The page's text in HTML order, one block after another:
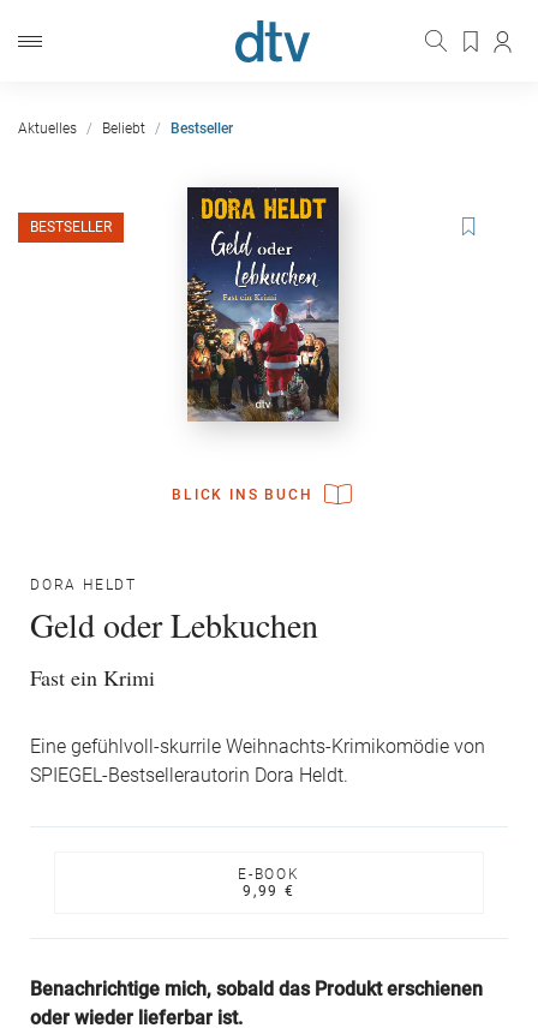
Aktuelles Beliebt Bestseller
BLICK INS BUCH
BESTSELLER
DORA HELDT
Geld oder Lebkuchen
Fast ein Krimi
Eine gefühlvoll-skurrile Weihnachts-Krimikomödie von
SPIEGEL-Bestsellerautorin Dora Heldt.
E-BOOK
9,99 €
Benachrichtige mich, sobald das Produkt erschienen
oder wieder lieferbar ist.